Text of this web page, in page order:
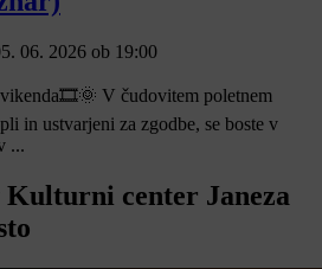
06. 2026 ob 19:00
V čudovitem poletnem
in ustvarjeni za zgodbe, se boste v
...
center Janeza